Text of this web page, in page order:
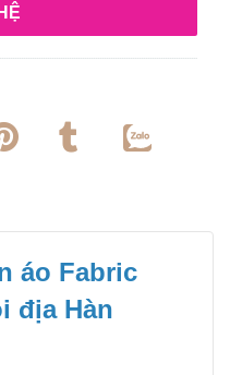
áo Fabric
địa Hàn